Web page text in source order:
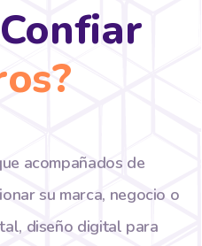
acompañados de
su marca, negocio o
diseño digital para